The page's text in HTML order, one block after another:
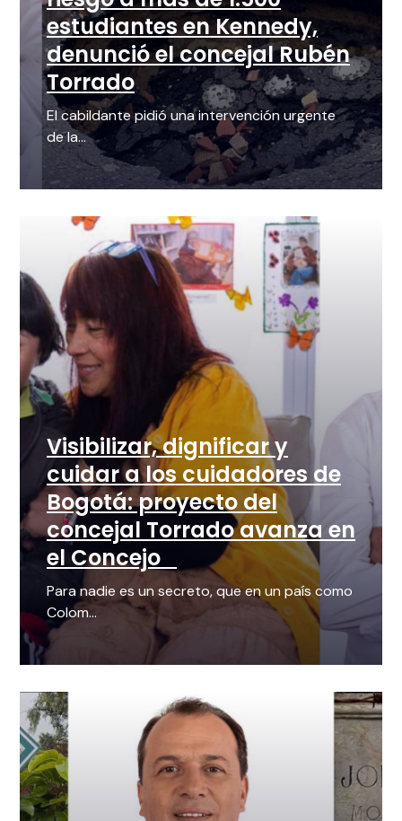
estudiantes en Kennedy,
denunció el concejal Rubén
Torrado
El cabildante pidió una intervención urgente
de la...
Visibilizar, dignificar y
cuidar a los cuidadores de
Bogotá: proyecto del
concejal Torrado avanza en
el Concejo
Para nadie es un secreto, que en un país como
Colom...